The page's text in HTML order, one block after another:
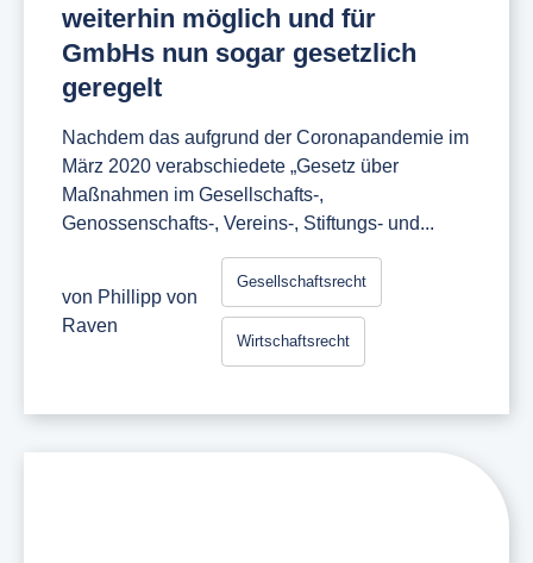
weiterhin möglich und für
GmbHs nun sogar gesetzlich
geregelt
Nachdem das aufgrund der Coronapandemie im
März 2020 verabschiedete „Gesetz über
Maßnahmen im Gesellschafts-,
Genossenschafts-, Vereins-, Stiftungs- und...
von Phillipp von
Raven
Gesellschaftsrecht
Wirtschaftsrecht